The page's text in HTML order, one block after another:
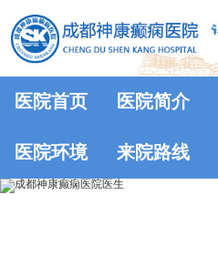
医院首页 医院简介
医院环境 来院路线